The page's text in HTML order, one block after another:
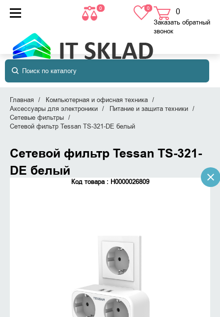
0 0 0
в корзине
Заказать обратный
звонок
Главная
Компьютерная и офисная техника
Аксессуары для электроники
Питание и защита техники
Сетевые фильтры
Сетевой фильтр Tessan TS-321-DE белый
Сетевой фильтр Tessan TS-321-
DE белый
Код товара : Н0000026809